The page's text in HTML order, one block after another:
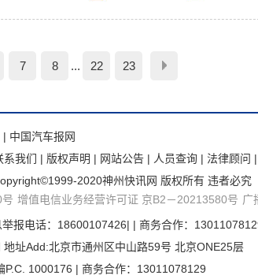
7 8 ... 22 23
| 中国汽车报网
系我们 | 版权声明 | 网站公告 | 人员查询 | 法律顾问 |
2020神州快讯网 版权所有 违者必究
增值电信业务经营许可证 京B2－20213580号 广
报电话：18600107426| | 商务合作：
地址Add:北京市通州区中山路59号 北京ONE25层
P.C. 1000176 | 商务合作：13011078129